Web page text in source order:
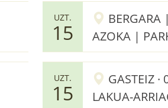
UZT.
15
BERGARA
AZOKA |
UZT.
15
GASTEIZ
LAKUA-